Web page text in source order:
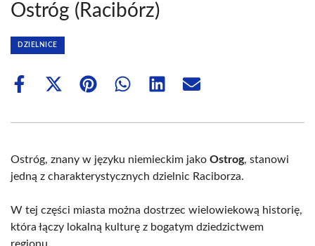
Ostróg (Racibórz)
DZIELNICE
Share
Share
(Twitter)
Share Share Share Share
Ostróg, znany w języku niemieckim jako Ostrog, stanowi
jedną z charakterystycznych dzielnic Raciborza.
W tej części miasta można dostrzec wielowiekową historię,
która łączy lokalną kulturę z bogatym dziedzictwem